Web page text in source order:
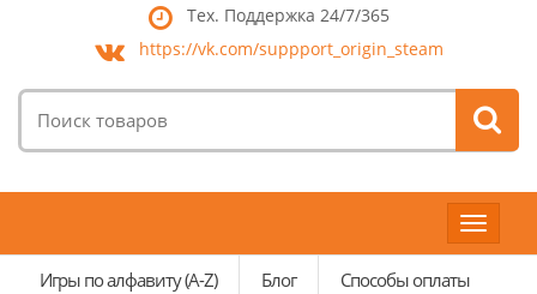
Тех. Поддержка 24/7/365
https://vk.com/suppport_origin_steam
товаров:
Toggle
Игры по алфавиту (A-Z)
Блог Способы оплаты